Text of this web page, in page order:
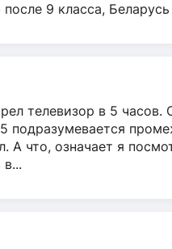
9 класса, Беларусь
телевизор в 5 часов.
А что, означает я